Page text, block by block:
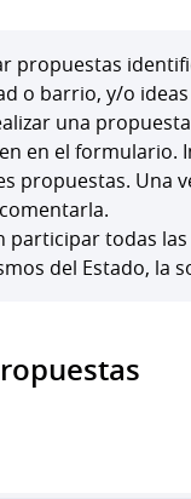
propuestas
o barrio, y/o
una
en el formulario.
propuestas. Una
participar todas
del Estado, la